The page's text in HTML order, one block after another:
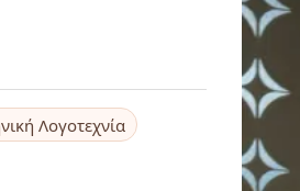
Λογοτεχνία